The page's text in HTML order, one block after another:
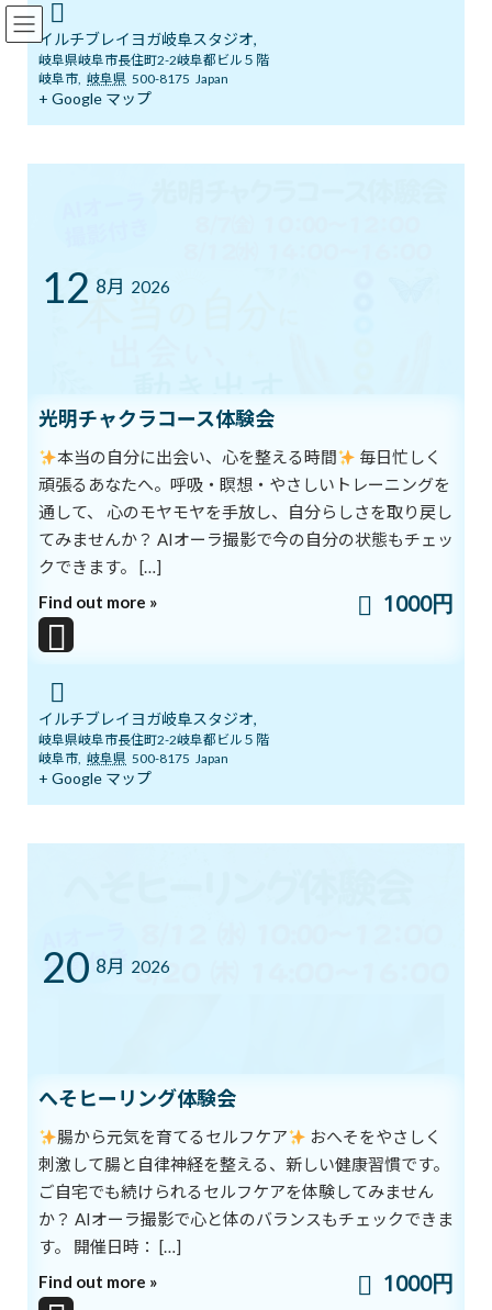
コ
ン
ナ
ビ
イルチブレインヨガ岐阜スタジオ
寝る前の脳をアルファ波に
時
:
などの種類があります。
脳波のうち、気持ちが落ち着いたり、安眠していたりするときに
出るのがアルファ波です。
アルファ波の状態になると、集中力が高まり、創造力を発揮しやす
くなるとされます。
また、「幸せホルモン」と呼ばれるセロトニンなど肯定的なホル
アルファ波は、くつろいでリラックスしているときに出やすいと
いいます。
競争やストレスにさらされている私たちは、
心身ともにリラックスできる機会が少ないため、アルファ波が出
できるだけアルファ波に転換させることが大事です。
趣味の世界に浸ったりすることが推奨されています。
寝るまえにリラクゼーションのひとときを持つか持たないかによ
って
翌日一日の快適さに大きな違いが出てきます。
イルチブレイヨガ岐阜スタジオ,
岐阜県岐阜市長住町2-2岐阜都ビル５階
岐阜市, 岐阜県 500-8175 Japan
+ Google マップ
12 8月 2026
光明チャクラコース体験会
本当の自分に出会い、心を整える時間
毎日忙しく
頑張るあなたへ。呼吸・瞑想・やさしいトレーニングを
通して、 心のモヤモヤを手放し、自分らしさを取り戻し
てみませんか？ AIオーラ撮影で今の自分の状態もチェッ
クできます。 […]
Find out more »
1000円
イルチブレイヨガ岐阜スタジオ,
岐阜県岐阜市長住町2-2岐阜都ビル５階
岐阜市, 岐阜県 500-8175 Japan
+ Google マップ
20 8月 2026
へそヒーリング体験会
腸から元気を育てるセルフケア
おへそをやさしく
刺激して腸と自律神経を整える、新しい健康習慣です。
ご自宅でも続けられるセルフケアを体験してみません
か？ AIオーラ撮影で心と体のバランスもチェックできま
す。 開催日時： […]
Find out more »
1000円